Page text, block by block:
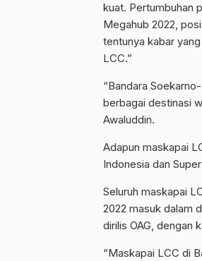
kuat. Pertumbuhan
Megahub 2022,
tentunya kabar
LCC.”
“Bandara
berbagai destinasi
Awaluddin.
Adapun maskapai
Indonesia dan
Seluruh maskapai
2022 masuk dalam
dirilis OAG, dengan
“Maskapai LCC di